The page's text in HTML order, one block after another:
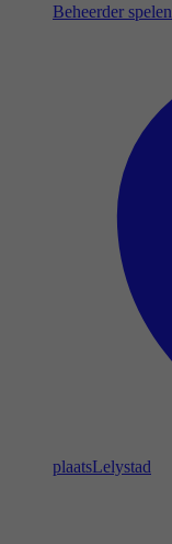
Beheerder spelen
plaatsLelystad